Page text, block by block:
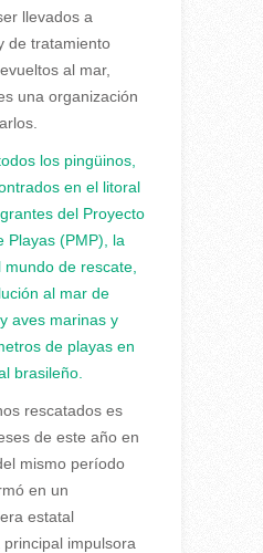
llevados a
de tratamiento
al mar,
una organización
los pingüinos,
en el litoral
del Proyecto
Playas (PMP), la
de rescate,
al mar de
aves marinas y
de playas en
brasileño.
rescatados es
de este año en
mismo período
en un
estatal
impulsora